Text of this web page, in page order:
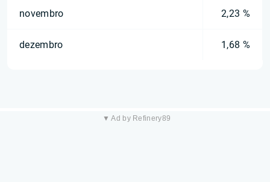
novembro 2,23 %
dezembro 1,68 %
▼ Ad by Refinery89